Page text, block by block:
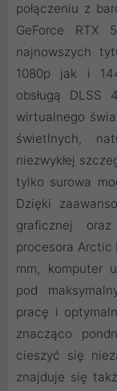
połączeniu z
GeForce RTX
najnowszych
1080p jak i
obsługą
wirtualnego
świetlnych,
niezwykłej
tylko surowa
Dzięki
graficznej oraz
procesora Arctic
mm, komputer
pod
pracę i
znacząco
cieszyć się
znajduje się